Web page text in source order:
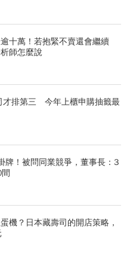
十萬！若抱緊不賣還會繼續
師怎麼說
才排第三 今年上櫃申購抽籤最
牌！被問同業競爭，董事長：3
機？日本藏壽司的開店策略，